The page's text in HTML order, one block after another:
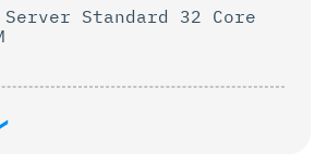
Server Standard 32 Core